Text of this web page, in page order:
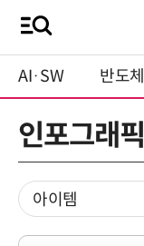
AI·SW 반도체
인포그래픽